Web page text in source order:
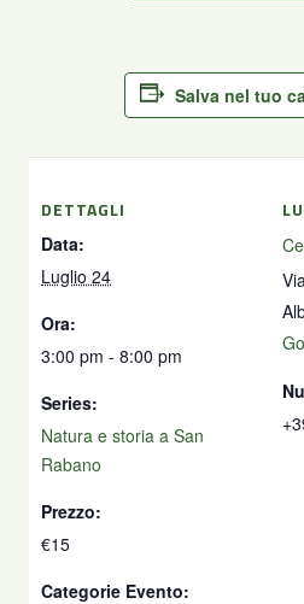
Salva nel tuo
DETTAGLI
Data:
Luglio 24
Ora:
3:00 pm - 8:00 pm
Series:
Natura e storia a San
Rabano
Prezzo:
€15
Categorie Evento: